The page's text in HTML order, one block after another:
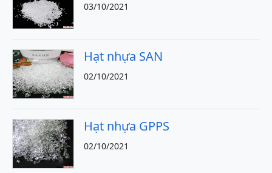
03/10/2021
Hạt nhựa SAN
02/10/2021
Hạt nhựa GPPS
02/10/2021